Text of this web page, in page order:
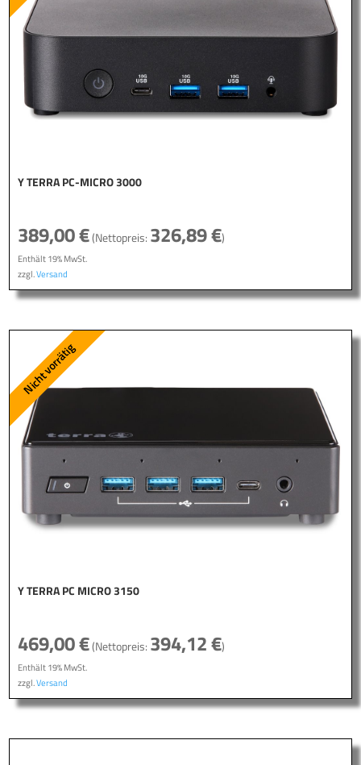
Y TERRA PC-MICRO 3000
389,00€(Nettopreis: 326,89€)
Enthält 19% MwSt.
zzgl.Versand
Y TERRA PC MICRO 3150
469,00€(Nettopreis: 394,12€)
Enthält 19% MwSt.
zzgl.Versand